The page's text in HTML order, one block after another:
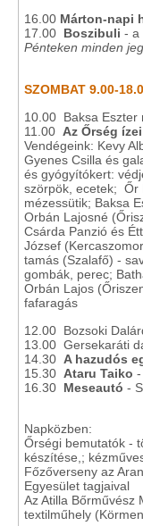
16.00 Márton-napi
17.00 Boszibuli - a
Pénteken minden
SZOMBAT 9.00-
10.00 Baksa Eszter
11.00 Az Őrség ízei
Vendégeink: Kevy
Gyenes Csilla és
és gyógyítókert:
szörpök, ecetek; Őr
mézessütik; Baksa
Orbán Lajosné
Csárda Panzió és
József
tamás (Szalafő) -
gombák, perec;
Orbán Lajos
fafaragás
12.00 Bozsoki
13.00 Gersekaráti
14.30 A hazudós
15.30 Ataru Taiko
16.30 Meseautó -
Napközben:
Őrségi bemutatók -
készítése,;
Főzőverseny az
Egyesület tagjaival
Az Atilla Bőrművész
textilműhely